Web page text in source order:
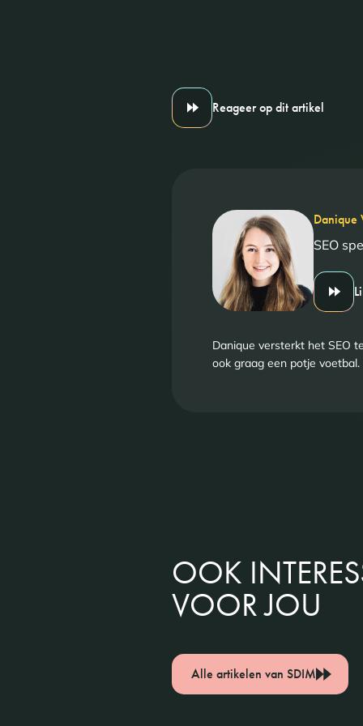
Reageer op dit artikel
Danique
SEO
Danique versterkt het SEO
ook graag een potje
OOK
VOOR JOU
Alle artikelen van SDIM